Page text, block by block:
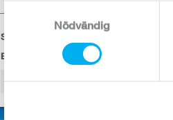
Nödvändig
SÖK PRODUKTER I
BUTIKEN